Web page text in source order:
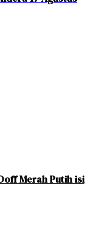
Merah Putih isi